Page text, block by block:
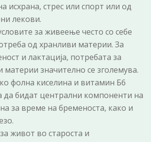
исхрана, стрес или спорт или од
лекови.
за живеење често со себе
од хранливи материи. За
и лактација, потребата за
материи значително се зголемува.
фолна киселина и витамин Б6
да бидат централни компоненти на
за време на бременоста, како и
живот во староста и